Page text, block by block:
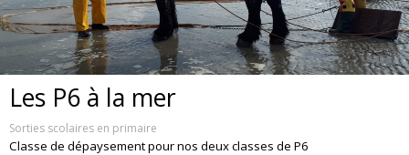
Les P6 à la mer
Sorties scolaires en primaire
Classe de dépaysement pour nos deux classes de P6